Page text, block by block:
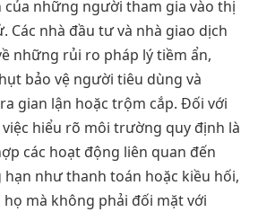
những người tham gia vào thị
nhà đầu tư và nhà giao dịch
những rủi ro pháp lý tiềm ẩn,
bảo vệ người tiêu dùng và
gian lận hoặc trộm cắp. Đối với
hiểu rõ môi trường quy định là
các hoạt động liên quan đến
như thanh toán hoặc kiều hối,
mà không phải đối mặt với